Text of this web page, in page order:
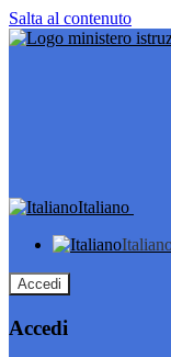
Salta al contenuto
Italiano
Accedi
Accedi